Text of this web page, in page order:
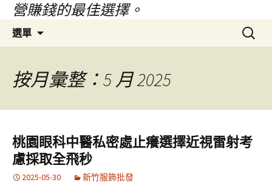
營賺錢的最佳選擇。
選單
容
區
搜
尋
按月彙整：5 月 2025
桃園眼科中醫私密處止癢選擇近視雷射考
慮採取全飛秒
2025-05-30 新竹服飾批發